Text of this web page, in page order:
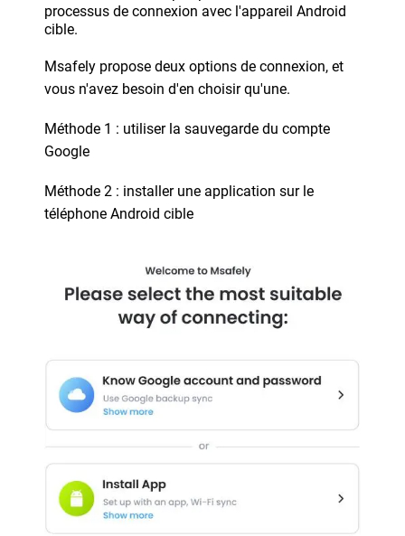
processus de connexion avec l'appareil Android
cible.
Msafely propose deux options de connexion, et
vous n'avez besoin d'en choisir qu'une.
Méthode 1 : utiliser la sauvegarde du compte
Google
Méthode 2 : installer une application sur le
téléphone Android cible